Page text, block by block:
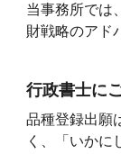
当事務所では
財戦略のアド
行政書士に
品種登録出願
く、「いかに